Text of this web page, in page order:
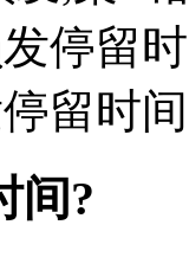
停留
留时
间?